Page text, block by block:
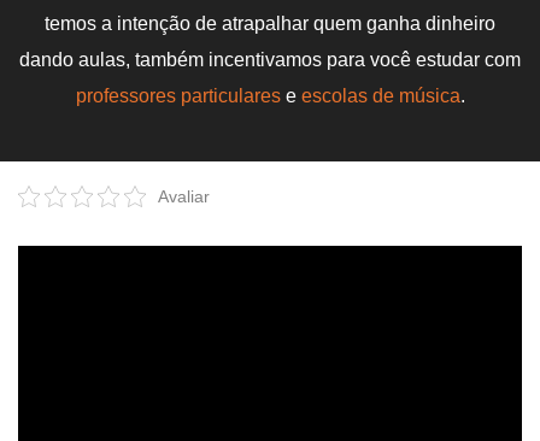
temos a intenção de atrapalhar quem ganha dinheiro
dando aulas, também incentivamos para você estudar com
professores particularese escolas de música.
Avaliar